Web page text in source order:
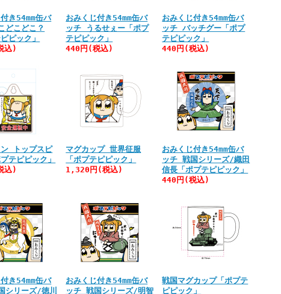
き54mm缶バ
どこどこ？
ピック」
込)
おみくじ付き54mm缶バ
ッチ うるせぇー「ポプ
テピピック」
440円(税込)
おみくじ付き54mm缶バ
ッチ バッチグー「ポプ
テピピック」
440円(税込)
ン トップスピ
テピピック」
込)
マグカップ 世界征服
「ポプテピピック」
1,320円(税込)
おみくじ付き54mm缶バ
ッチ 戦国シリーズ/織田
信長「ポプテピピック」
440円(税込)
き54mm缶バ
シリーズ/徳川
おみくじ付き54mm缶バ
ッチ 戦国シリーズ/明智
戦国マグカップ「ポプテ
ピピック」